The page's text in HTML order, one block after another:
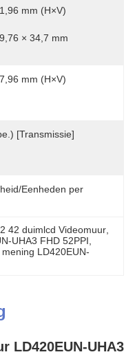
mm (H×V)
× 34,7 mm
mm (H×V)
[Transmissie]
Eenheden per
42 duimlcd Videomuur
UHA3 FHD 52PPI
LD420EUN-
LD420EUN-UHA3